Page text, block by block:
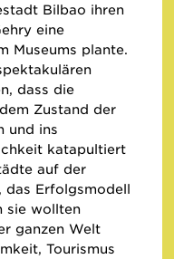
Bilbao ihren
eine
Museums plante.
dass die
Zustand der
und ins
katapultiert
auf der
das Erfolgsmodell
sie wollten
ganzen Welt
Tourismus